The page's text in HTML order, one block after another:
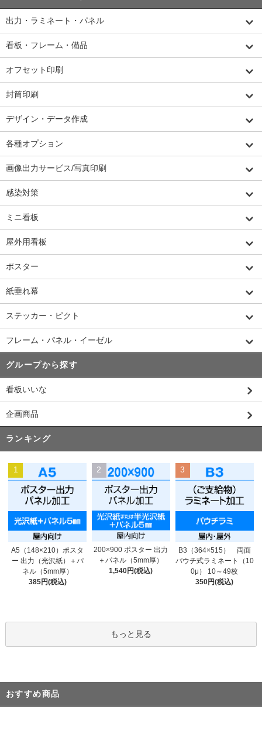
出力・ラミネート・パネル
看板・フレーム・備品
オフセット印刷
封筒印刷
デザイン・データ作成
各種オプション
画像出力サービス/写真印刷
感染対策
ミニ看板
屋外用看板
ポスター
紙垂れ幕
ステッカー・ピクト
フレーム・パネル・イーゼル
グループから探す
看板いいな
企画商品
ランキング
1
A5（148×210）ポスタ
ー 出力（光沢紙）＋パ
ネル（5mm厚）
385円(税込)
2
200×900 ポスター 出力
＋パネル（5mm厚）
1,540円(税込)
3
B3（364×515） 両面
パウチ式ラミネート（10
0μ） 10～49枚
350円(税込)
もっと見る
おすすめ商品